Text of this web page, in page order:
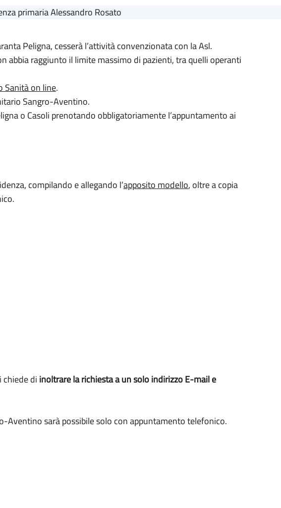
Peligna, cesserà l’attività convenzionata con la Asl.
abbia raggiunto il limite massimo di pazienti, tra quelli operanti
Sanità on line.
Sangro-Aventino.
o Casoli prenotando obbligatoriamente l’appuntamento ai
compilando e allegando l’apposito modello, oltre a copia
chiede di inoltrare la richiesta a un solo indirizzo E-mail e
Aventino sarà possibile solo con appuntamento telefonico.